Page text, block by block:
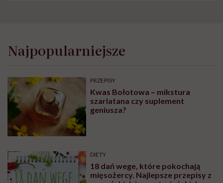
Najpopularniejsze
PRZEPISY
Kwas Bołotowa – mikstura
szarlatana czy suplement
geniusza?
DIETY
18 dań wege, które pokochają
mięsożercy. Najlepsze przepisy z